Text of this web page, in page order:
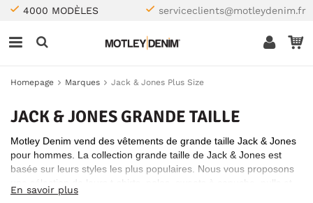
4000 MODÈLES serviceclients@motleydenim.fr
Homepage Marques Jack & Jones Plus Size
JACK & JONES GRANDE TAILLE
Motley Denim vend des vêtements de grande taille Jack & Jones
pour hommes. La collection grande taille de Jack & Jones est
basée sur leurs styles les plus populaires. Nous vous proposons
une sélection de leurs t-shirts, polos, sweats à capuche, pulls et
vestes grandes tailles, ainsi que des jeans, pantalons et shorts.
En savoir plus